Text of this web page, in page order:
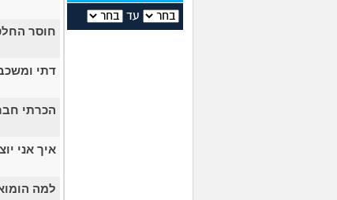
עד
חוסר
דתי
הכרתי
איך אני
למה